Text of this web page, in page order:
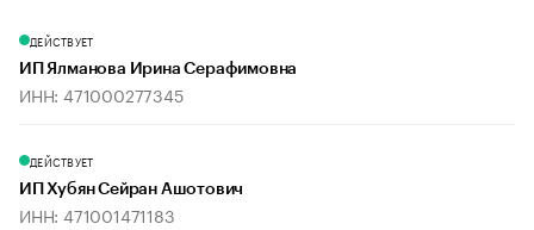
ДЕЙСТВУЕТ
ИП Ялманова Ирина Серафимовна
ИНН: 471000277345
ДЕЙСТВУЕТ
ИП Хубян Сейран Ашотович
ИНН: 471001471183